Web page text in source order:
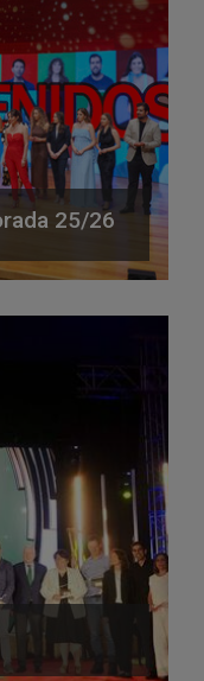
25/26